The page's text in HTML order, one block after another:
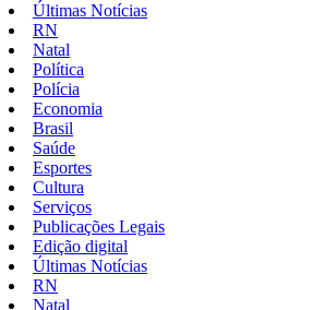
Últimas Notícias
RN
Natal
Política
Polícia
Economia
Brasil
Saúde
Esportes
Cultura
Serviços
Publicações Legais
Edição digital
Últimas Notícias
RN
Natal